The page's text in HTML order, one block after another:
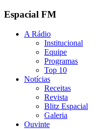
Espacial FM
A Rádio
Institucional
Equipe
Programas
Top 10
Notícias
Receitas
Revista
Blitz Espacial
Galeria
Ouvinte